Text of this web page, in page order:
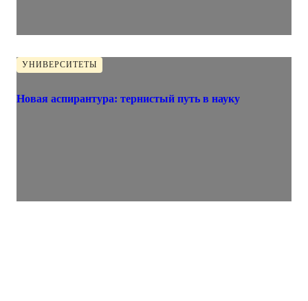
УНИВЕРСИТЕТЫ
Новая аспирантура: тернистый путь в науку